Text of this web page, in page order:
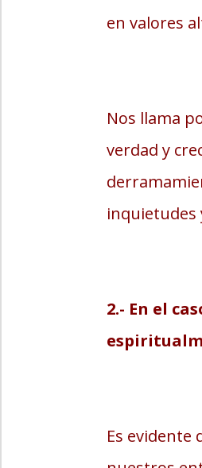
en valores
Nos llama
verdad y
inquietudes
2.- En el
Es evidente